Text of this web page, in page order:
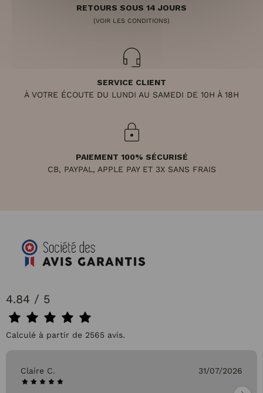
RETOURS SOUS 14 JOURS
(VOIR LES CONDITIONS)
SERVICE CLIENT
À VOTRE ÉCOUTE DU LUNDI AU SAMEDI DE 10H À 18H
PAIEMENT 100% SÉCURISÉ
CB, PAYPAL, APPLE PAY ET 3X SANS FRAIS
4.84 / 5
Calculé à partir de 2565 avis.
Claire C. 31/07/2026